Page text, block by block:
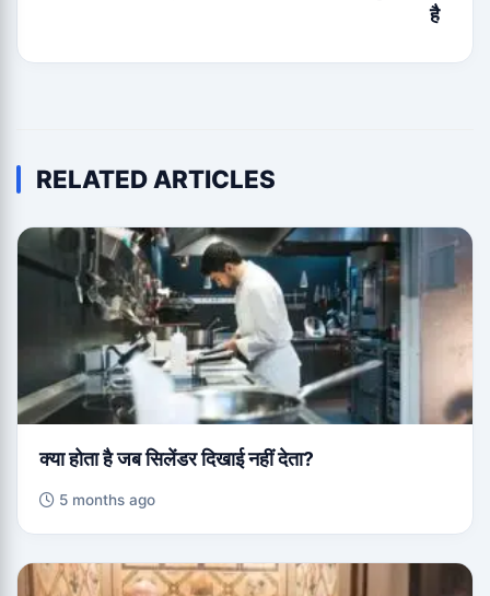
है
RELATED ARTICLES
क्या होता है जब सिलेंडर दिखाई नहीं देता?
5 months ago